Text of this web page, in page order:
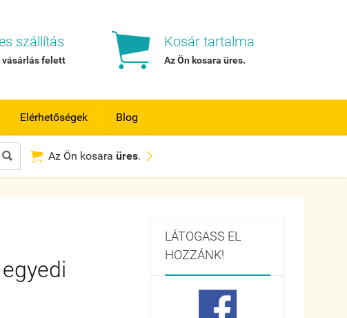
szállítás
vásárlás felett  Kosár tartalma
Az Ön kosaraüres.
Elérhetőségek Blog
  Az Ön kosara üres. 
egyedi
LÁTOGASS EL
HOZZÁNK!